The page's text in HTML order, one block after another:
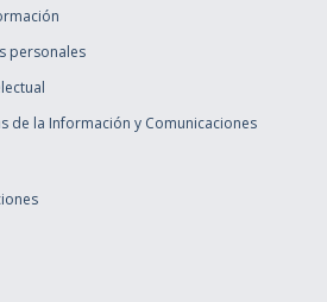
personales
de la Información y Comunicaciones